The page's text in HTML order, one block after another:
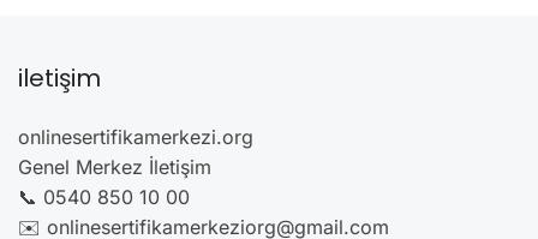
iletişim
onlinesertifikamerkezi.org
Genel Merkez İletişim
📞 0540 850 10 00
✉️ onlinesertifikamerkeziorg@gmail.com